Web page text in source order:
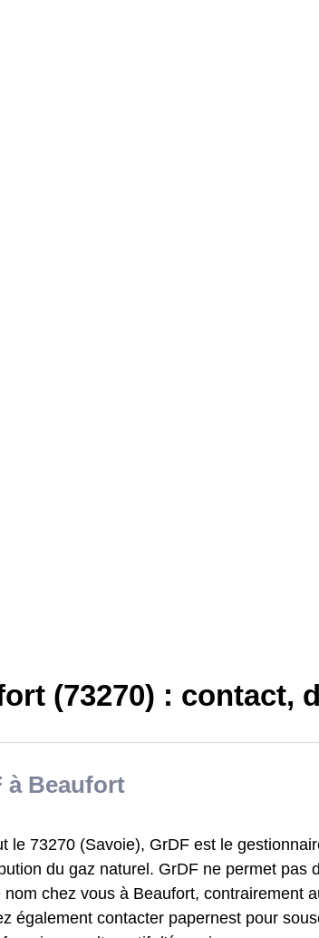
(73270) : contact,
à Beaufort
le 73270 (Savoie), GrDF est le
du gaz naturel. GrDF ne permet pas
chez vous à Beaufort, contrairement
également contacter papernest pour